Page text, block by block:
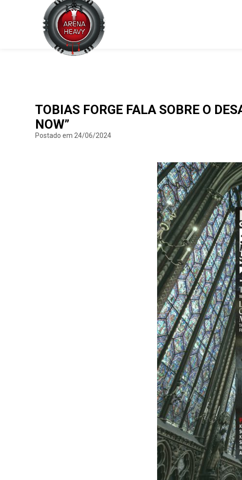
TOBIAS FORGE FALA SOBRE O
NOW”
Postado em 24/06/2024